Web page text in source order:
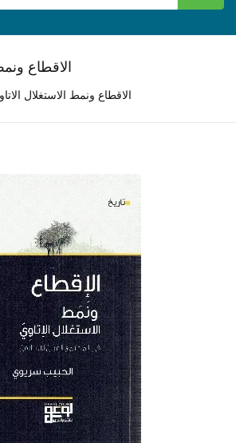
الاقطاع
الاقطاع ونمط الاستغلال